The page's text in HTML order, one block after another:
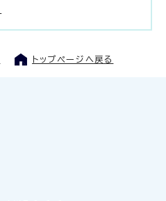
トップページへ戻る